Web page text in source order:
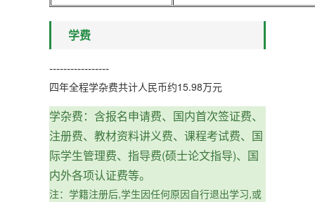
学费
-----------------
四年全程学杂费共计人民币约15.98万元
学杂费：含报名申请费、国内首次签证费、
注册费、教材资料讲义费、课程考试费、国
际学生管理费、指导费(硕士论文指导)、国
内外各项认证费等。
注：学籍注册后,学生因任何原因自行退出学习,或